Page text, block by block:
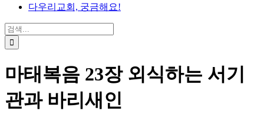
다우리교회, 궁금해요!
검
색
...
마태복음 23장 외식하는 서기
관과 바리새인